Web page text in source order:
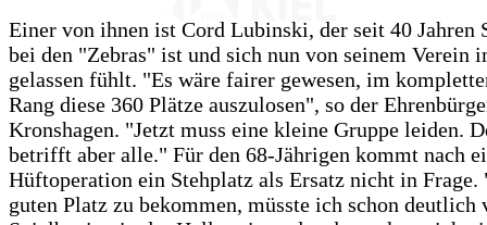
Einer von ihnen ist Cord Lubinski, der seit 40 Jahren
bei den "Zebras" ist und sich nun von seinem Verein
gelassen fühlt. "Es wäre fairer gewesen, im
Rang diese 360 Plätze auszulosen", so der
Kronshagen. "Jetzt muss eine kleine Gruppe leiden.
betrifft aber alle." Für den 68-Jährigen kommt nach
Hüftoperation ein Stehplatz als Ersatz nicht in Frage.
guten Platz zu bekommen, müsste ich schon deutlich